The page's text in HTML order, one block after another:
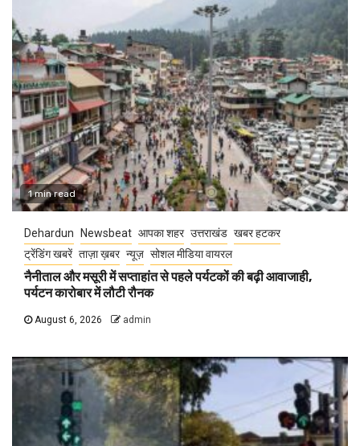
1 min read
Dehardun Newsbeat आपका शहर उत्तराखंड खबर हटकर
ट्रेंडिंग खबरें ताज़ा ख़बर न्यूज़ सोशल मीडिया वायरल
नैनीताल और मसूरी में सप्ताहांत से पहले पर्यटकों की बढ़ी आवाजाही,
पर्यटन कारोबार में लौटी रौनक
August 6, 2026 admin